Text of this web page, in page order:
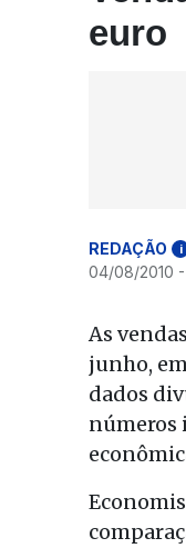
euro
REDAÇÃO i
04/08/2010 -
As
junho,
dados
números